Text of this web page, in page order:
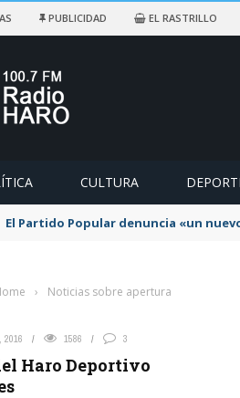
PUBLICIDAD EL RASTRILLO
CULTURA
El Partido Popular denuncia «un
› Noticias sobre apertura
2016 1586 3
Haro Deportivo